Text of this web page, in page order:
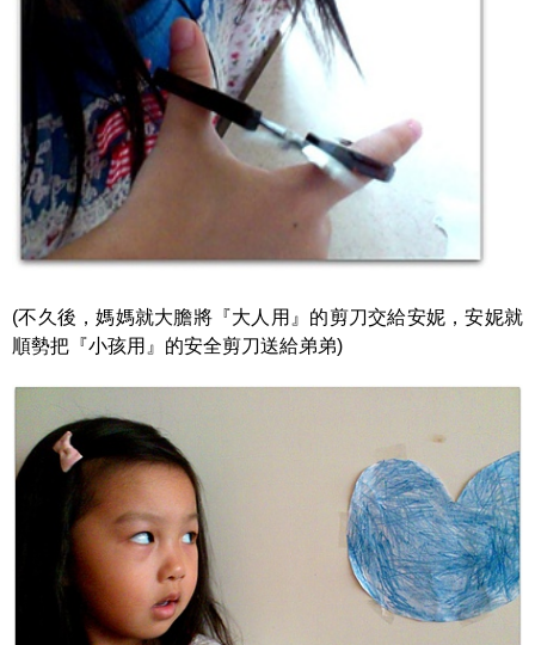
(不久後，媽媽就大膽將『大人用』的剪刀交給安妮，安妮就
順勢把『小孩用』的安全剪刀送給弟弟)